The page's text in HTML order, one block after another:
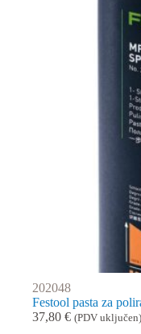
202048
Festool pasta za
37,80 € (PDV uključen)